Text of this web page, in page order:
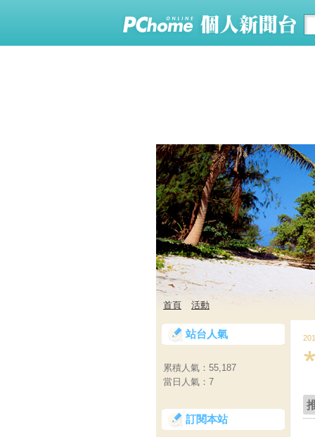
首頁 活動
站台人氣
累積人氣： 55,187
當日人氣： 7
訂閱本站